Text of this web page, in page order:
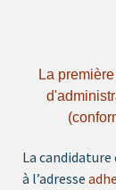
La
La
à l’adresse